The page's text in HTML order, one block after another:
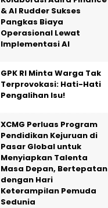
& AI Rudder Sukses
Pangkas Biaya
Operasional Lewat
Implementasi AI
GPK RI Minta Warga Tak
Terprovokasi: Hati-Hati
Pengalihan Isu!
XCMG Perluas Program
Pendidikan Kejuruan di
Pasar Global untuk
Menyiapkan Talenta
Masa Depan, Bertepatan
dengan Hari
Keterampilan Pemuda
Sedunia